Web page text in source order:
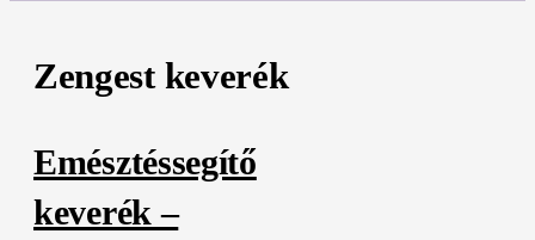
Zengest keverék
Emésztéssegítő
keverék –